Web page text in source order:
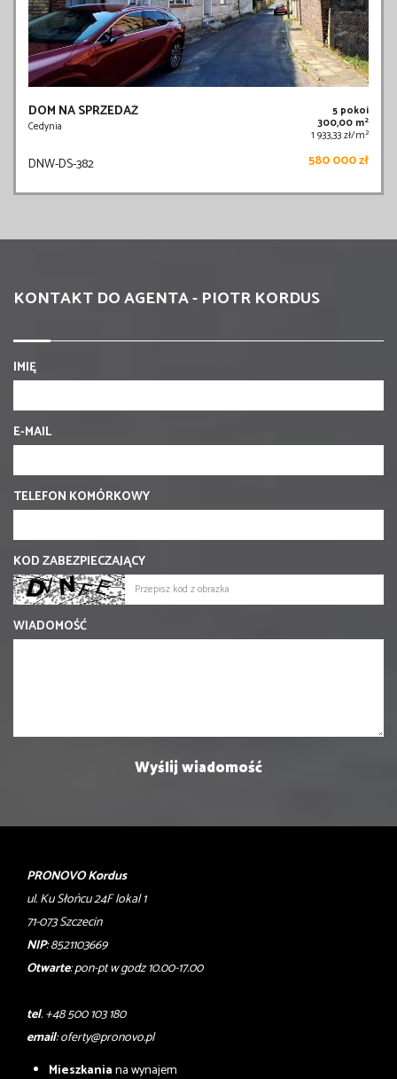
DOM NA SPRZEDAŻ
Cedynia
5 pokoi
300,00 m2
1 933,33 zł/m2
DNW-DS-382 580 000 zł
KONTAKT DO AGENTA - PIOTR KORDUS
IMIĘ
E-MAIL
TELEFON KOMÓRKOWY
KOD ZABEZPIECZAJĄCY
WIADOMOŚĆ
PRONOVO Kordus
ul. Ku Słońcu 24F lokal 1
71-073 Szczecin
NIP: 8521103669
Otwarte: pon-pt w godz 10.00-17.00
tel. +48 500 103 180
email:oferty@pronovo.pl
Mieszkaniana wynajem